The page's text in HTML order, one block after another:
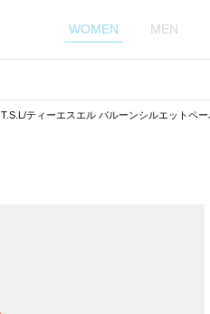
WOMEN MEN
T.S.L/ティーエスエル バルーンシルエットペ